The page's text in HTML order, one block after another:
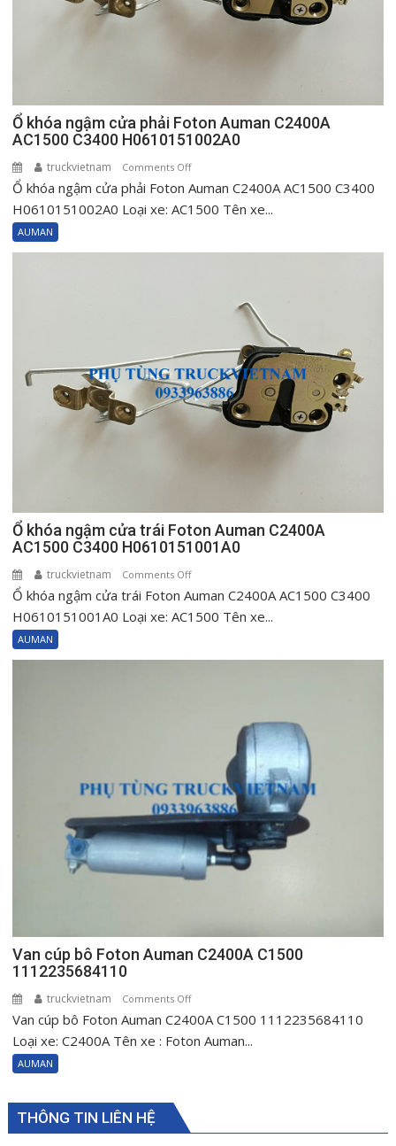
Ổ khóa ngậm cửa phải Foton Auman C2400A
AC1500 C3400 H0610151002A0
truckvietnam Comments Offon
Ổ
khóa
H0610151002A0
Ổ khóa ngậm cửa phải Foton Auman C2400A AC1500 C3400
H0610151002A0 Loại xe: AC1500 Tên xe...
AUMAN
Ổ khóa ngậm cửa trái Foton Auman C2400A
AC1500 C3400 H0610151001A0
truckvietnam Comments Offon
Ổ
khóa
H0610151001A0
Ổ khóa ngậm cửa trái Foton Auman C2400A AC1500 C3400
H0610151001A0 Loại xe: AC1500 Tên xe...
AUMAN
Van cúp bô Foton Auman C2400A C1500
1112235684110
truckvietnam Comments Offon
Van
cúp
C1500
Van cúp bô Foton Auman C2400A C1500 1112235684110
Loại xe: C2400A Tên xe : Foton Auman...
AUMAN
THÔNG TIN LIÊN HỆ